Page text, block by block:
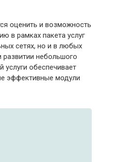
оценить и возможность
в рамках пакета услуг
сетях, но и в любых
небольшого
услуги обеспечивает
эффективные модули